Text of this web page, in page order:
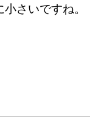
小さいですね。